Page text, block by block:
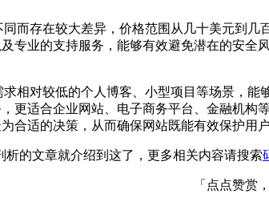
而存在较大差异，价格范围从几十美元到
专业的支持服务，能够有效避免潜在的安
相对较低的个人博客、小型项目等场景，
更适合企业网站、电子商务平台、金融机
合适的决策，从而确保网站既能有效保护用
析的文章就介绍到这了，更多相关内容请搜索
「点点赞赏